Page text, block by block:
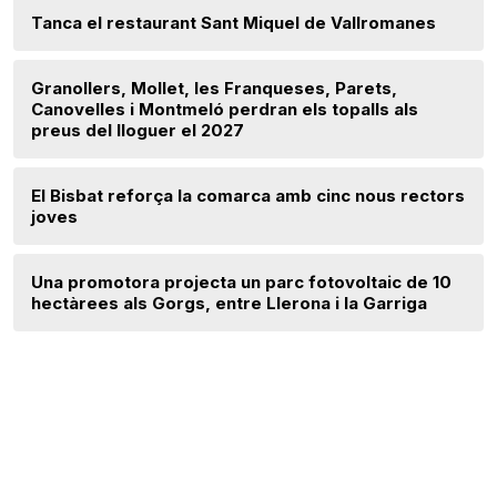
Tanca el restaurant Sant Miquel de Vallromanes
Granollers, Mollet, les Franqueses, Parets,
Canovelles i Montmeló perdran els topalls als
preus del lloguer el 2027
El Bisbat reforça la comarca amb cinc nous rectors
joves
Una promotora projecta un parc fotovoltaic de 10
hectàrees als Gorgs, entre Llerona i la Garriga